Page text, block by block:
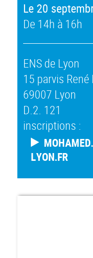
Le 20
De 14h à 16h
ENS de Lyon
15 parvis
69007 Lyon
D.2. 121
inscriptions :
LYON.FR